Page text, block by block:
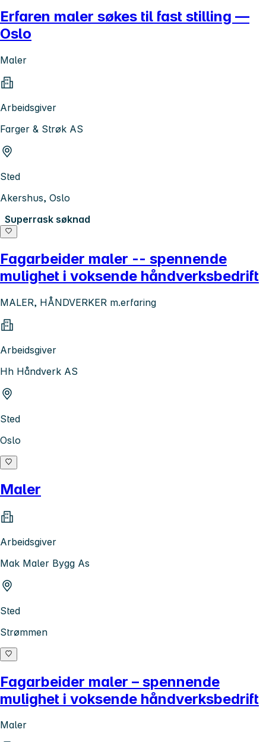
Erfaren maler søkes til fast stilling —
Oslo
Maler
Arbeidsgiver
Farger & Strøk AS
Sted
Akershus, Oslo
Superrask søknad
Fagarbeider maler -- spennende
mulighet i voksende håndverksbedrift
MALER, HÅNDVERKER m.erfaring
Arbeidsgiver
Hh Håndverk AS
Sted
Oslo
Maler
Arbeidsgiver
Mak Maler Bygg As
Sted
Strømmen
Fagarbeider maler – spennende
mulighet i voksende håndverksbedrift
Maler